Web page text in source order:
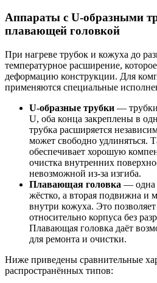
Аппараты с U-образными
плавающей головкой
При нагреве трубок и кожуха до
температурное расширение,
деформацию конструкции. Для
применяются специальные
U-образные трубки —
U, оба конца закреплены в
трубка расширяется
может свободно удлиняться.
обеспечивает хорошую
очистка внутренних
невозможной из-за изгиба.
Плавающая головка — одна
жёстко, а вторая подвижна и
внутри кожуха. Это
относительно корпуса без
Плавающая головка даёт
для ремонта и очистки.
Ниже приведены сравнительные
распространённых типов: